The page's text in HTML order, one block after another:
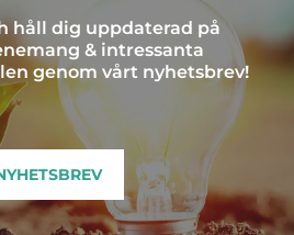
håll dig uppdaterad på
& intressanta
genom vårt nyhetsbrev!